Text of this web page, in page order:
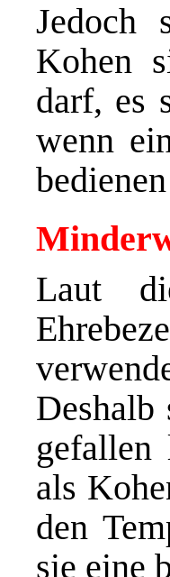
Jedoch
Kohen
darf, es
wenn
Laut
gefallen
als
den
sie eine